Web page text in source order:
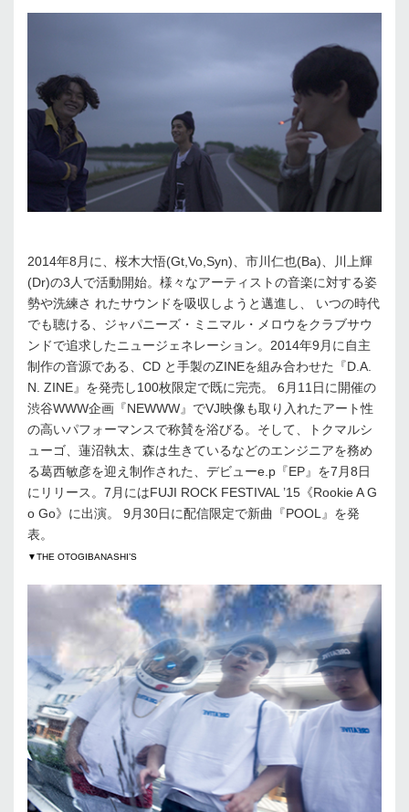
2014年8月に、桜木大悟(Gt,Vo,Syn)、市川仁也(Ba)、川上輝
(Dr)の3人で活動開始。様々なアーティストの音楽に対する姿
勢や洗練さ れたサウンドを吸収しようと邁進し、 いつの時代
でも聴ける、ジャパニーズ・ミニマル・メロウをクラブサウ
ンドで追求したニュージェネレーション。2014年9月に自主
制作の音源である、CD と手製のZINEを組み合わせた『D.A.
N. ZINE』を発売し100枚限定で既に完売。 6月11日に開催の
渋谷WWW企画『NEWWW』でVJ映像も取り入れたアート性
の高いパフォーマンスで称賛を浴びる。そして、トクマルシ
ューゴ、蓮沼執太、森は生きているなどのエンジニアを務め
る葛西敏彦を迎え制作された、デビューe.p『EP』を7月8日
にリリース。7月にはFUJI ROCK FESTIVAL ’15《Rookie A G
o Go》に出演。 9月30日に配信限定で新曲『POOL』を発
表。
▼THE OTOGIBANASHI’S